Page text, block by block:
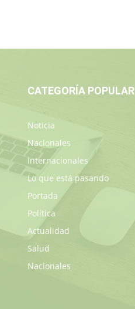
CATEGORÍA POPULAR
Noticia
Nacionales
Internacionales
Lo que está pasando
Portada
Política
Actualidad
Salud
Nacionales